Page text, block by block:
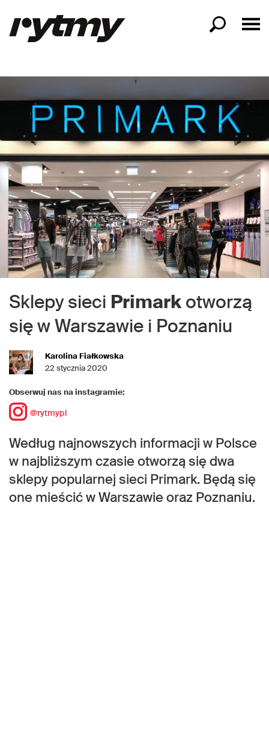
Sklepy sieci Primarkotworzą
się w Warszawie i Poznaniu
Karolina Fiałkowska
22 stycznia 2020
Obserwuj nas na instagramie:
@rytmypl
Według najnowszych informacji w Polsce
w najbliższym czasie otworzą się dwa
sklepy popularnej sieci Primark. Będą się
one mieścić w Warszawie oraz Poznaniu.